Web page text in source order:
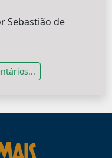
Sebastião de